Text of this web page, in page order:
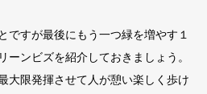
ですが最後にもう一つ緑を増やす１
ーンビズを紹介しておきましょう。
大限発揮させて人が憩い楽しく歩け